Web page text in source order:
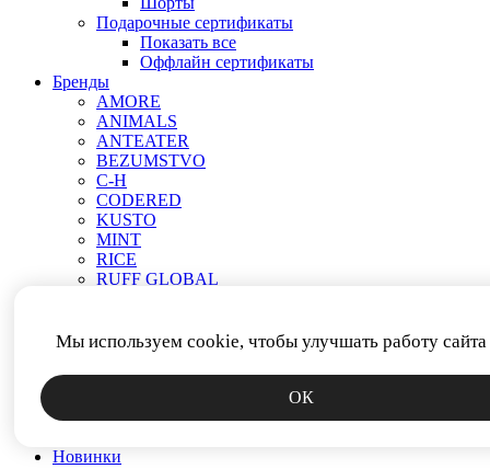
Мы используем cookie, чтобы улучшать работу сайта
ОК
Подарочные сертификаты
Показать все
Оффлайн сертификаты
Бренды
AMORE
ANIMALS
ANTEATER
BEZUMSTVO
C-H
CODERED
KUSTO
MINT
RICE
RUFF GLOBAL
МЕЧ
РОДИНА
ФИТИЛЬ
Новинки